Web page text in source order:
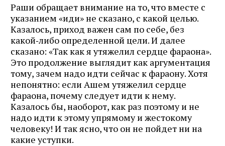
Раши обращает внимание на то, что вместе с
указанием «иди» не сказано, с какой целью.
Казалось, приход важен сам по себе, без
какой‑либо определенной цели. И далее
сказано: «Так как я утяжелил сердце фараона».
Это продолжение выглядит как аргументация
тому, зачем надо идти сейчас к фараону. Хотя
непонятно: если Ашем утяжелил сердце
фараона, почему следует идти к нему.
Казалось бы, наоборот, как раз поэтому и не
надо идти к этому упрямому и жестокому
человеку! И так ясно, что он не пойдет ни на
какие уступки.